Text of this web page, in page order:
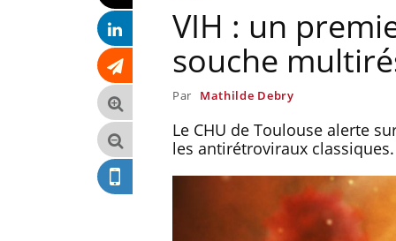
VIH : un
souche
Par Mathilde Debry
Le CHU de Toulouse alerte
les antirétroviraux classiques.